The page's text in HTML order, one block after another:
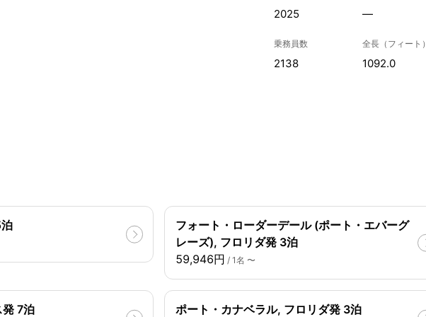
2025 —
乗務員数
2138
全長（フィート）
1092.0
フォート・ローダーデール (ポート・エバーグ
レーズ), フロリダ発 3泊
59,946円 / 1名 〜
7泊 ポート・カナベラル, フロリダ発 3泊